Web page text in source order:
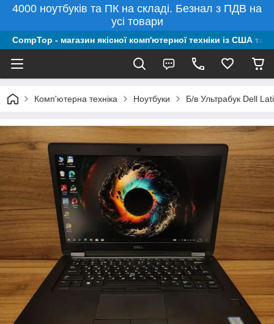
4000 ноутбуків та ПК на складі. Безнал з ПДВ на
усі товари
CompTop - магазин якісної комп'ютерної техніки із США та
Комп'ютерна техніка Ноутбуки Б/в Ультрабук Dell